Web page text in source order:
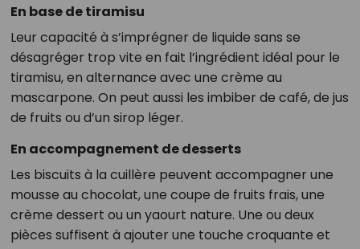
En base de tiramisu
Leur capacité à s’imprégner de liquide sans se
désagréger trop vite en fait l’ingrédient idéal pour le
tiramisu, en alternance avec une crème au
mascarpone. On peut aussi les imbiber de café, de jus
de fruits ou d’un sirop léger.
En accompagnement de desserts
Les biscuits à la cuillère peuvent accompagner une
mousse au chocolat, une coupe de fruits frais, une
crème dessert ou un yaourt nature. Une ou deux
pièces suffisent à ajouter une touche croquante et